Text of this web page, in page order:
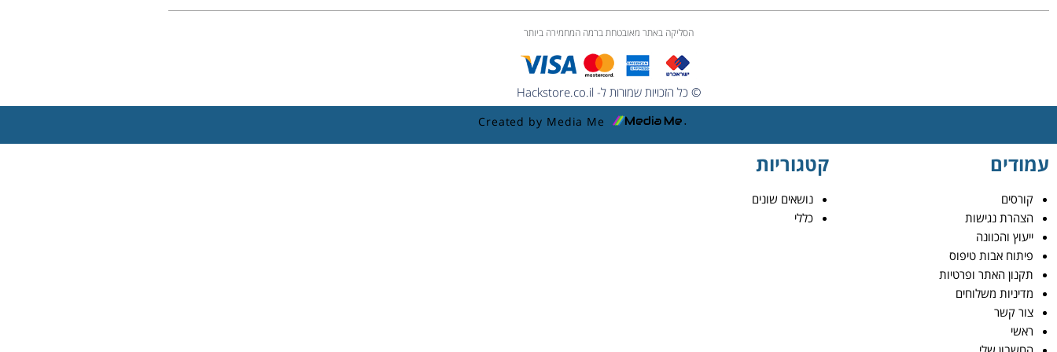
הסליקה באתר מאובטחת ברמה המחמירה ביותר
© כל הזכויות שמורות ל- Hackstore.co.il
Created by Media Me
עמודים
קורסים
הצהרת נגישות
ייעוץ והכוונה
פיתוח אבות טיפוס
תקנון האתר ופרטיות
מדיניות משלוחים
צור קשר
ראשי
קטגוריות
נושאים שונים
כללי